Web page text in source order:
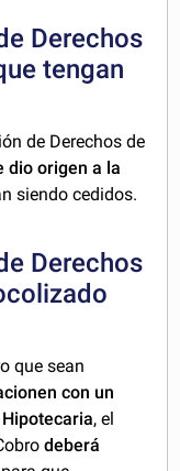
Derechos
tengan
de Derechos de
dio origen a la
siendo cedidos.
Derechos
que sean
con un
, el
deberá